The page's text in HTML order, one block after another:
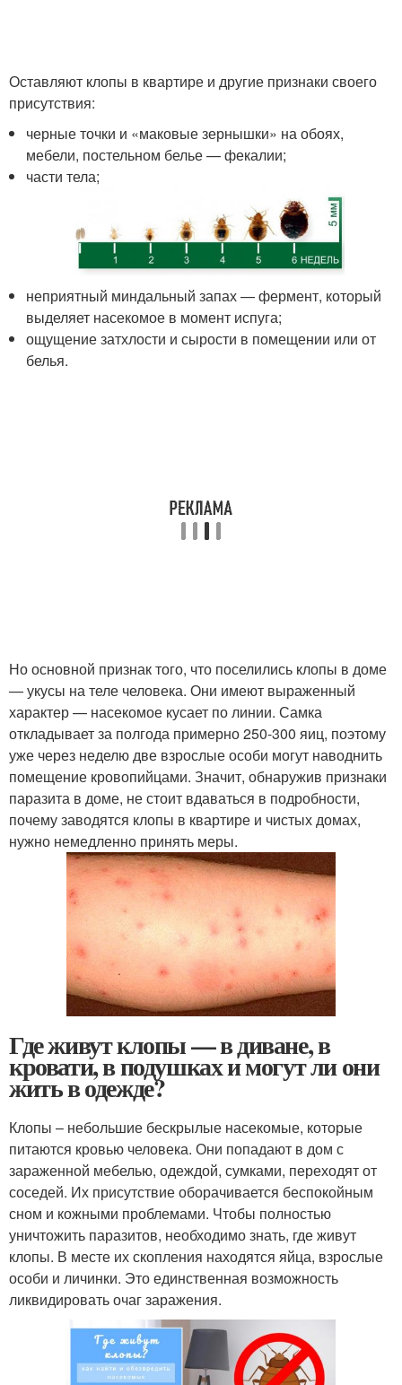
Оставляют клопы в квартире и другие признаки своего
присутствия:
черные точки и «маковые зернышки» на обоях,
мебели, постельном белье — фекалии;
части тела;
неприятный миндальный запах — фермент, который
выделяет насекомое в момент испуга;
ощущение затхлости и сырости в помещении или от
белья.
Но основной признак того, что поселились клопы в доме
— укусы на теле человека. Они имеют выраженный
характер — насекомое кусает по линии. Самка
откладывает за полгода примерно 250-300 яиц, поэтому
уже через неделю две взрослые особи могут наводнить
помещение кровопийцами. Значит, обнаружив признаки
паразита в доме, не стоит вдаваться в подробности,
почему заводятся клопы в квартире и чистых домах,
нужно немедленно принять меры.
Где живут клопы — в диване, в
кровати, в подушках и могут ли они
жить в одежде?
Клопы – небольшие бескрылые насекомые, которые
питаются кровью человека. Они попадают в дом с
зараженной мебелью, одеждой, сумками, переходят от
соседей. Их присутствие оборачивается беспокойным
сном и кожными проблемами. Чтобы полностью
уничтожить паразитов, необходимо знать, где живут
клопы. В месте их скопления находятся яйца, взрослые
особи и личинки. Это единственная возможность
ликвидировать очаг заражения.